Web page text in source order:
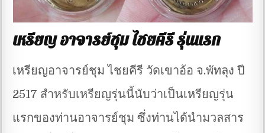
เหรียญ อาจารย์ชุม ไชยคีรี รุ่นแรก
เหรียญอาจารย์ชุม ไชยคีรี วัดเขาอ้อ จ.พัทลุง ปี
2517 สำหรับเหรียญรุ่นนี้นับว่าเป็นเหรียญรุ่น
แรกของท่านอาจารย์ชุม ซึ่งท่านได้นำมวลสาร